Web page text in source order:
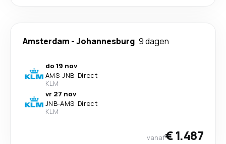
Amsterdam -Johannesburg 9 dagen
do 19 nov
AMS-JNB· Direct
KLM
vr 27 nov
JNB-AMS· Direct
KLM
vanaf€ 1.487